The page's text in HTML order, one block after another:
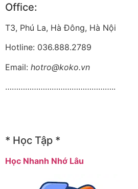
Office:
T3, Phú La, Hà Đông, Hà Nội
Hotline: 036.888.2789
Email: hotro@koko.vn
…………………………………………..
* Học Tập *
Học Nhanh Nhớ Lâu